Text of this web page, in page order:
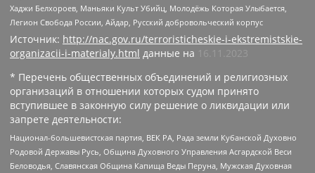
Хаджи Белхороев, Маньяки Культ Убийц, Молодёжь Которая Улыбается,
Легион Свобода России, Айдар, Русский добровольческий корпус
Источник: http://nac.gov.ru/terroristicheskie-i-ekstremistskie-
organizacii-i-materialy.html данные на
16.11.2023
* Перечень общественных объединений и религиозных
организаций в отношении которых судом принято
вступившее в законную силу решение о ликвидации или
запрете деятельности:
Национал-большевистская партия, ВЕК РА, Рада земли Кубанской Духовно
Родовой Державы Русь, Община Духовного Управления Асгардской Веси
Беловодья, Славянская Община Капища Веды Перуна, Мужская Духовная